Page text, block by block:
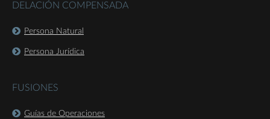
DELACIÓN COMPENSADA
Persona Natural
Persona Jurídica
FUSIONES
Guías de Operaciones